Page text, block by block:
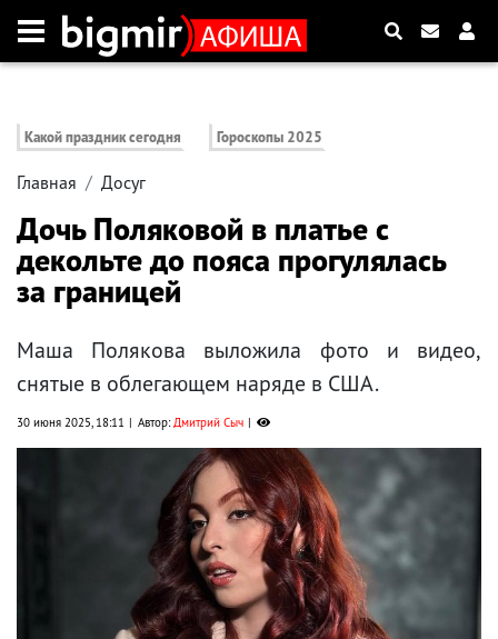
Какой праздник сегодня Гороскопы 2025
Главная Досуг
Дочь Поляковой в платье с
декольте до пояса прогулялась
за границей
Маша Полякова выложила фото и видео,
снятые в облегающем наряде в США.
30 июня 2025, 18:11 Автор:Дмитрий Сыч